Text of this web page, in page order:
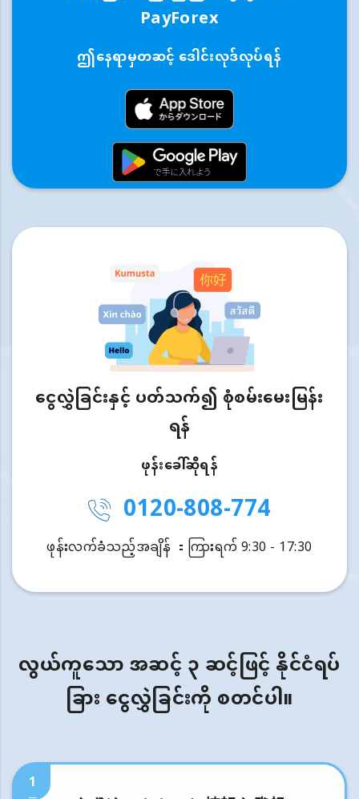
PayForex
ဤနေရာမှတဆင့် ဒေါင်းလုဒ်လုပ်ရန်
ငွေလွှဲခြင်းနှင့် ပတ်သက်၍ စုံစမ်းမေးမြန်း
ရန်
ဖုန်းခေါ်ဆိုရန်
0120-808-774
ဖုန်းလက်ခံသည့်အချိန် ：ကြားရက် 9:30 - 17:30
လွယ်ကူသော အဆင့် ၃ ဆင့်ဖြင့် နိုင်ငံရပ်
ခြား ငွေလွှဲခြင်းကို စတင်ပါ။
1